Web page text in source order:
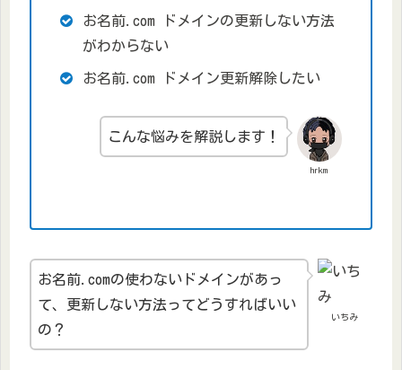
お名前.com ドメインの更新しない方法
がわからない
お名前.com ドメイン更新解除したい
hrkm
こんな悩みを解説します！
いちみ
お名前.comの使わないドメインがあっ
て、更新しない方法ってどうすればいい
の？